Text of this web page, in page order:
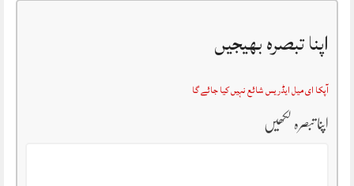
اپنا تبصرہ بھیجیں
آپکا ای میل ایڈریس شائع نہیں کیا جائے گا
اپنا تبصرہ لکھیں